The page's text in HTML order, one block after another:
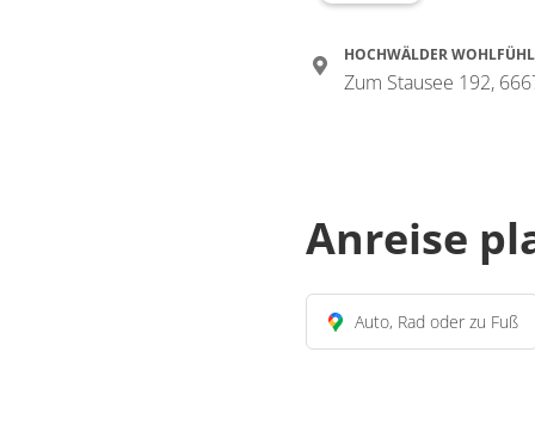
HOCHWÄLDER
Zum Stausee 192,
Anreise
Auto, Rad oder zu Fuß